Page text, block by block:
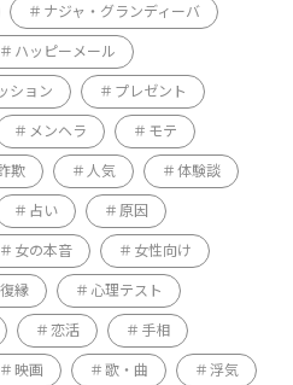
ナジャ・グランディーバ
ハッピーメール
ション プレゼント
メンヘラ モテ
欺 人気 体験談
占い 原因
女の本音 女性向け
復縁 心理テスト
恋活 手相
映画 歌・曲 浮気